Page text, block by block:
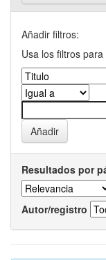
Añadir filtros:
Usa los filtros
Resultados por
Autor/registro